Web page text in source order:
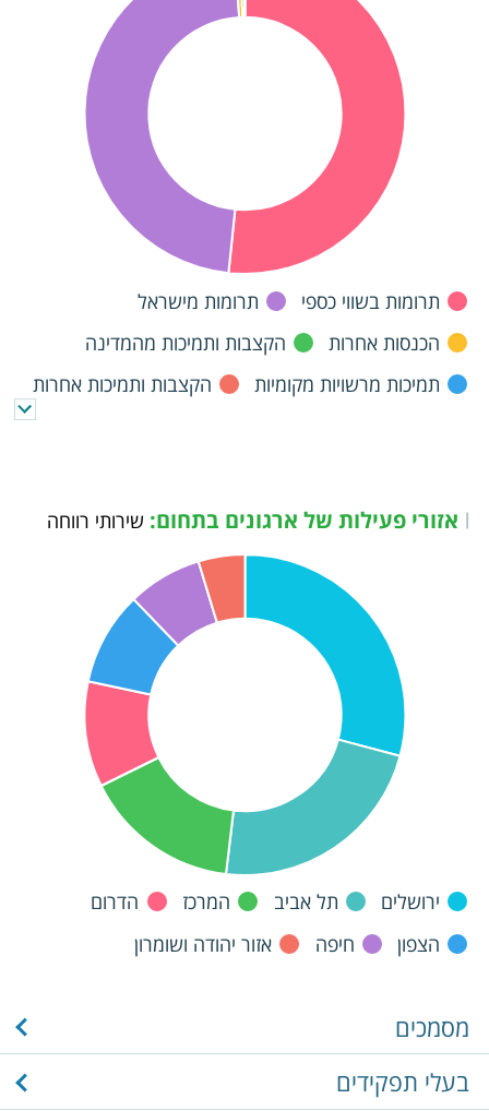
תרומות בשווי כספי
תרומות מישראל
הכנסות אחרות
הקצבות ותמיכות מהמדינה
תמיכות מרשויות מקומיות
הקצבות ותמיכות אחרות
| אזורי פעילות של ארגונים בתחום: שירותי רווחה
ירושלים תל אביב המרכז
הדרום
הצפון
חיפה אזור יהודה ושומרון
מסמכים
בעלי תפקידים